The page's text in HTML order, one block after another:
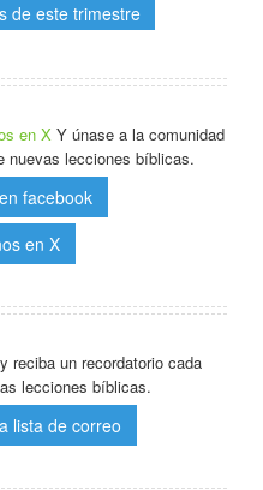
de este trimestre
en X Y únase a la comunidad
nuevas lecciones bíblicas.
facebook
en X
y reciba un recordatorio cada
lecciones bíblicas.
lista de correo